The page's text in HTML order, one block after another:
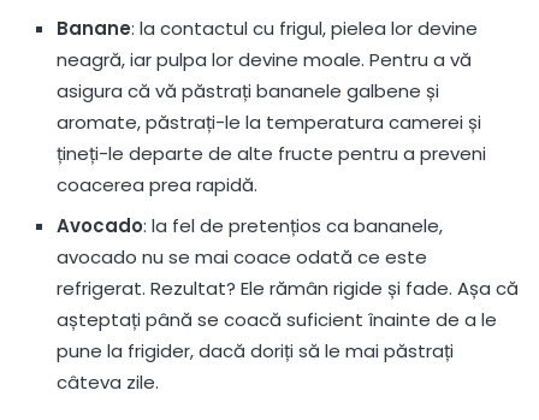
Banane: la contactul cu frigul, pielea lor devine
neagră, iar pulpa lor devine moale. Pentru a vă
asigura că vă păstrați bananele galbene și
aromate, păstrați-le la temperatura camerei și
țineți-le departe de alte fructe pentru a preveni
coacerea prea rapidă.
Avocado: la fel de pretențios ca bananele,
avocado nu se mai coace odată ce este
refrigerat. Rezultat? Ele rămân rigide și fade. Așa că
așteptați până se coacă suficient înainte de a le
pune la frigider, dacă doriți să le mai păstrați
câteva zile.